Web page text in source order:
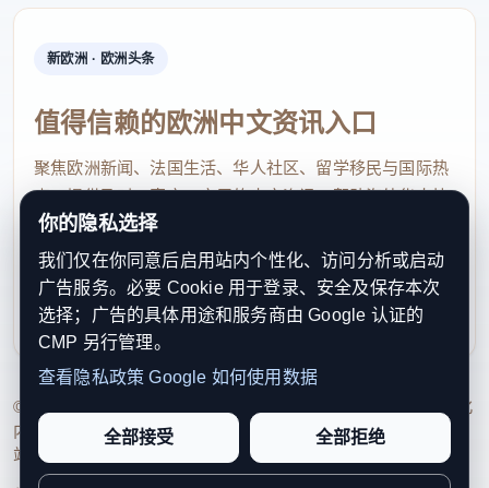
新欧洲 · 欧洲头条
值得信赖的欧洲中文资讯入口
聚焦欧洲新闻、法国生活、华人社区、留学移民与国际热
点，提供及时、真实、实用的中文资讯，帮助海外华人快
速了解欧洲动态。
contact@xinouzhou.com
服务支持、版权与合作：工作日优先处理站务、投稿与权
利通知
© 2026 新欧洲·欧洲头条. All Rights Reserved. 本网站持续优化
内容透明度、联系方式与用户权利说明，以提升品牌信任感和
站点完整度。
你的隐私选择
我们仅在你同意后启用站内个性化、访问分析或启动
广告服务。必要 Cookie 用于登录、安全及保存本次
选择；广告的具体用途和服务商由 Google 认证的
CMP 另行管理。
查看隐私政策 Google 如何使用数据
全部接受 全部拒绝